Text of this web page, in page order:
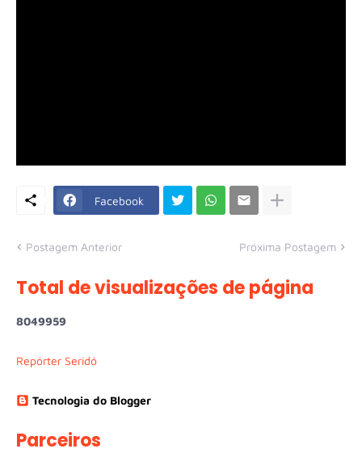
Facebook
Postagem Anterior Próxima Postagem
Total de visualizações de página
8049959
Repórter Seridó
Tecnologia do Blogger
Parceiros